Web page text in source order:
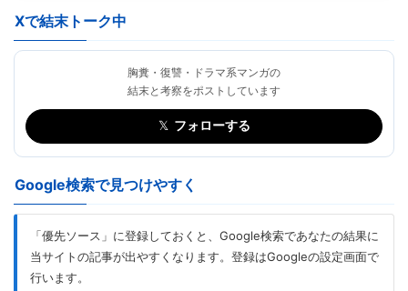
Xで結末トーク中
胸糞・復讐・ドラマ系マンガの
結末と考察をポストしています
𝕏 フォローする
Google検索で見つけやすく
「優先ソース」に登録しておくと、Google検索であなたの結果に
当サイトの記事が出やすくなります。登録はGoogleの設定画面で
行います。